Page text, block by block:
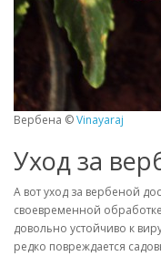
Вербена ©Vinayaraj
Уход за
А вот уход за вербеной
своевременной
довольно устойчиво к
редко повреждается